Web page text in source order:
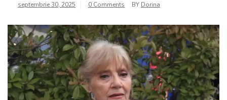
septembrie 30, 2025 0 Comments BY Dorina